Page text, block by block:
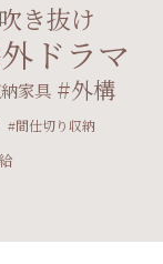
吹き抜け
ドラマ
家具 外構
間仕切り収納